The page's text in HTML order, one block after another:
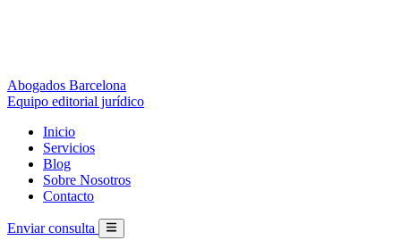
Abogados Barcelona
Equipo editorial jurídico
Inicio
Servicios
Blog
Sobre Nosotros
Contacto
Enviar consulta